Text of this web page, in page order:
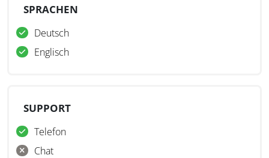
SPRACHEN
Deutsch
Englisch
SUPPORT
Telefon
Chat